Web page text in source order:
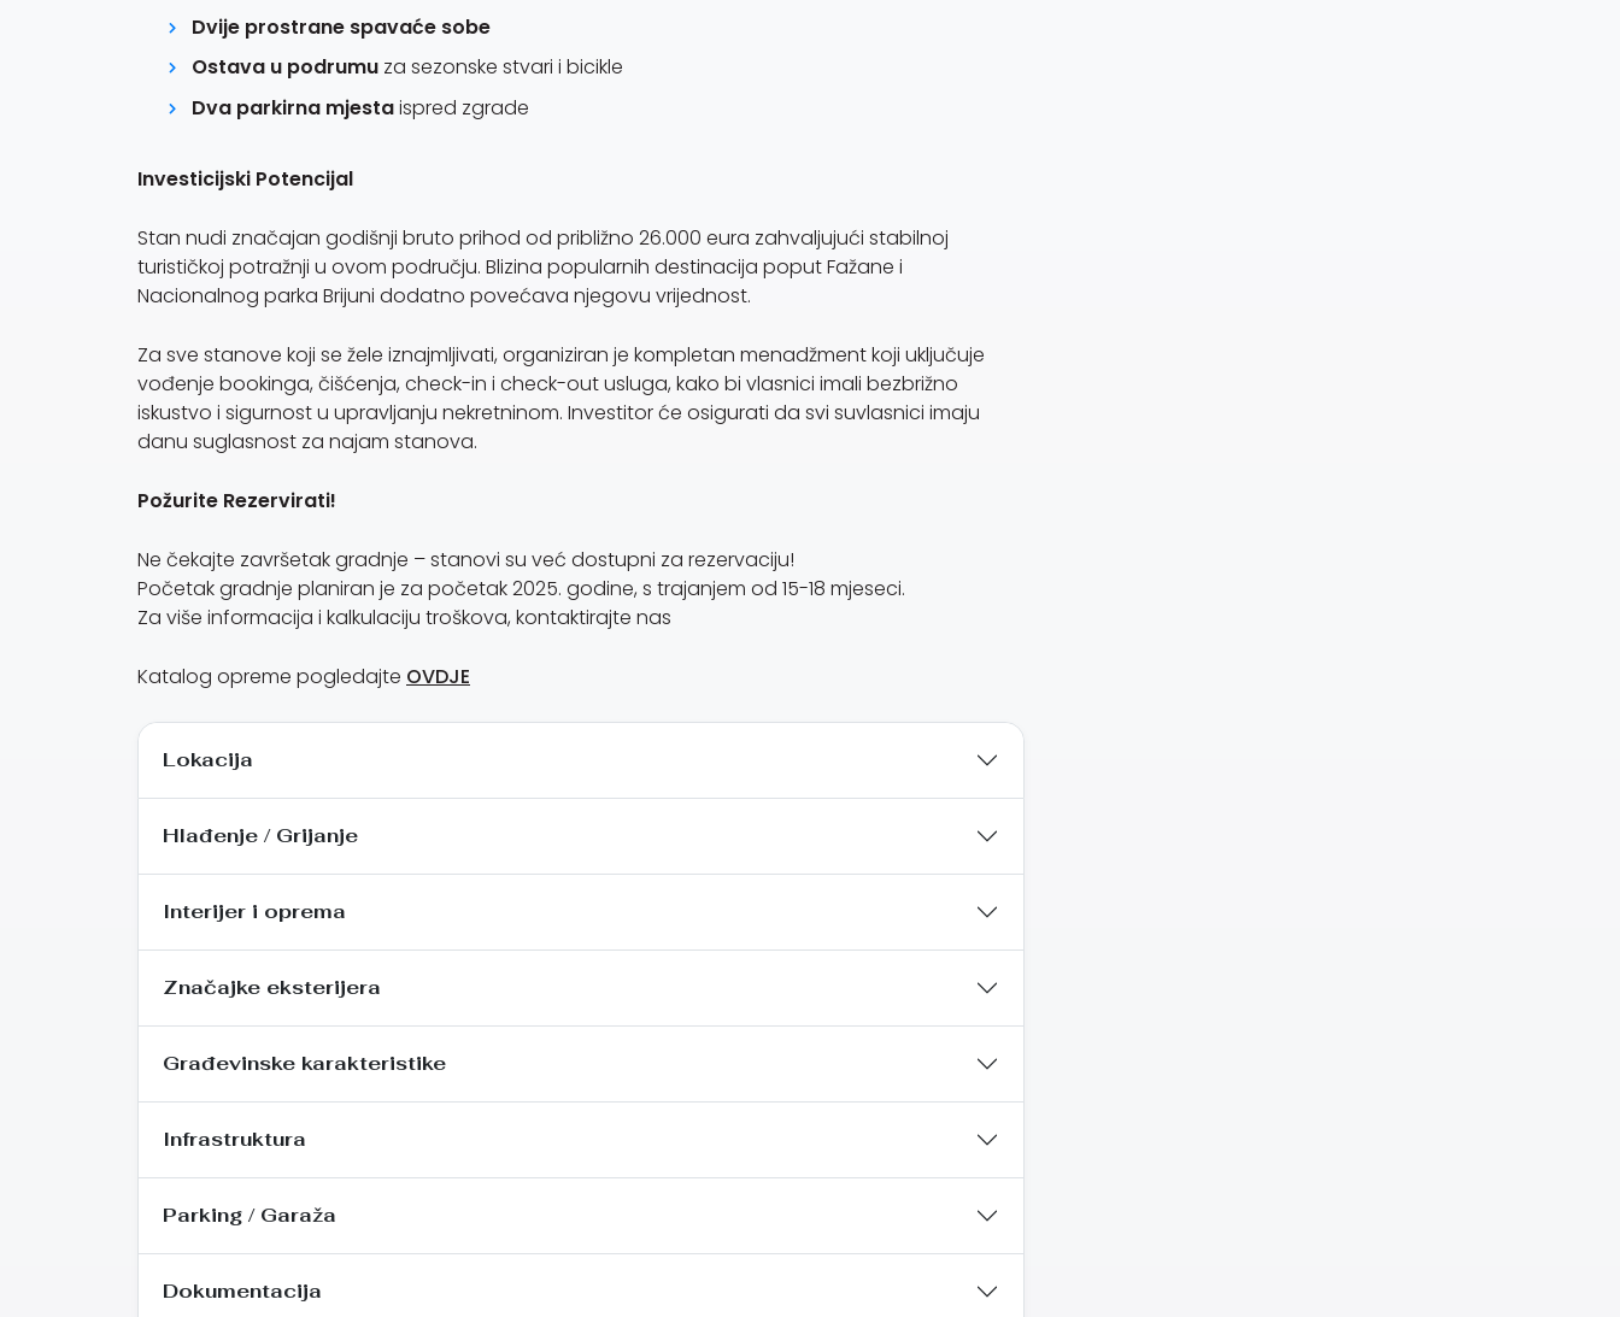
Dvije prostrane spavaće sobe
Ostava u podrumuza sezonske stvari i bicikle
Dva parkirna mjestaispred zgrade
Investicijski Potencijal
Stan nudi značajan godišnji bruto prihod od približno 26.000 eura zahvaljujući stabilnoj
turističkoj potražnji u ovom području. Blizina popularnih destinacija poput Fažane i
Nacionalnog parka Brijuni dodatno povećava njegovu vrijednost.
Za sve stanove koji se žele iznajmljivati, organiziran je kompletan menadžment koji uključuje
vođenje bookinga, čišćenja, check-in i check-out usluga, kako bi vlasnici imali bezbrižno
iskustvo i sigurnost u upravljanju nekretninom. Investitor će osigurati da svi suvlasnici imaju
danu suglasnost za najam stanova.
Požurite Rezervirati!
Ne čekajte završetak gradnje – stanovi su već dostupni za rezervaciju!
Početak gradnje planiran je za početak 2025. godine, s trajanjem od 15-18 mjeseci.
Za više informacija i kalkulaciju troškova, kontaktirajte nas
Katalog opreme pogledajte OVDJE
Lokacija
Hlađenje / Grijanje
Interijer i oprema
Značajke eksterijera
Građevinske karakteristike
Infrastruktura
Parking / Garaža
Dokumentacija